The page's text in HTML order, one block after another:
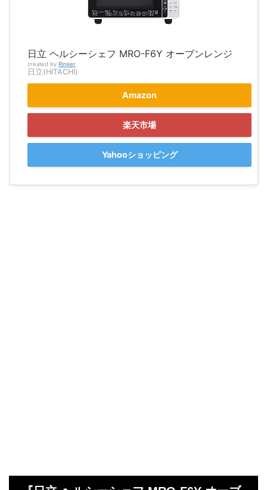
日立 ヘルシーシェフ MRO-F6Y オーブンレンジ
created by Rinker
日立(HITACHI)
Amazon
楽天市場
Yahooショッピング